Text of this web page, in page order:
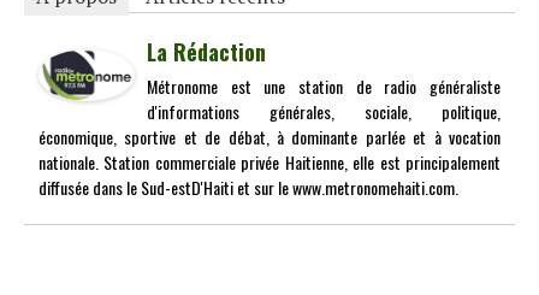
La Rédaction
Métronome est une station de radio généraliste
d'informations générales, sociale, politique,
économique, sportive et de débat, à dominante parlée et à vocation
nationale. Station commerciale privée Haitienne, elle est principalement
diffusée dans le Sud-estD'Haiti et sur le www.metronomehaiti.com.